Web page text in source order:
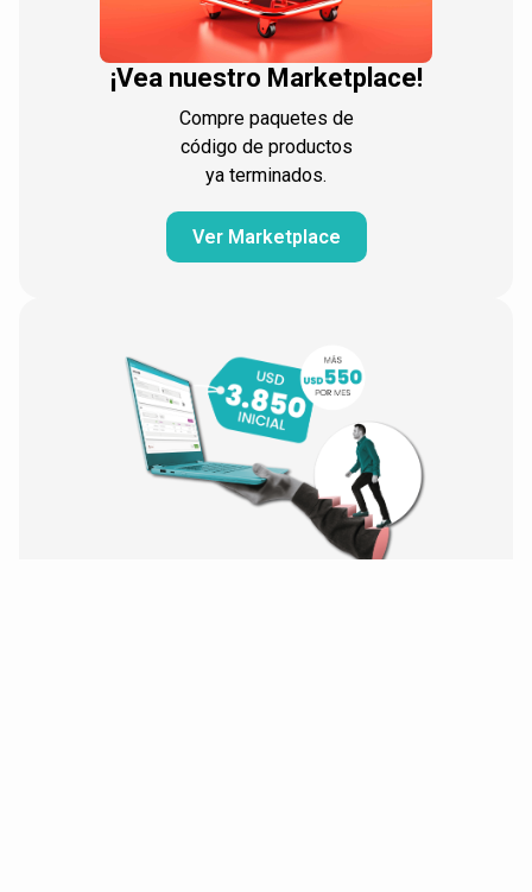
¡Vea nuestro Marketplace!
Compre paquetes de
código de productos
ya terminados.
Ver Marketplace